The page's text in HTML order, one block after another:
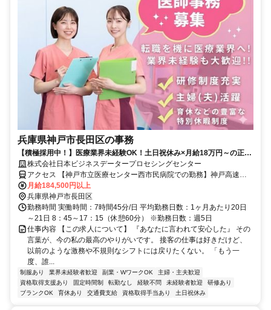
兵庫県神戸市長田区の事務
【積極採用中！】医療業界未経験OK！土日祝休み×月給18万円～の正社
員。女性100％×育休復職実績ありで安心。
株式会社日本ビジネスデータープロセシングセンター
アクセス 【神戸市立医療センター西市民病院での勤務】神戸高速鉄
道「高速長田駅」より徒歩約8分／JR「兵庫駅」、神戸高速鉄道「大
開駅」より徒歩約10分
月給184,500円以上
兵庫県神戸市長田区
勤務時間 実働時間：7時間45分/日 平均勤務日数：1ヶ月あたり20日
～21日 8：45～17：15（休憩60分） ※勤務日数：週5日
仕事内容 【この求人について】 『あなたに言われて安心した』 その
言葉が、今の私の最高のやりがいです。 接客の仕事は好きだけど、
以前のような激務や不規則なシフトには戻りたくない。 「もう一
度、誰...
制服あり 業界未経験者歓迎 副業・WワークOK
主婦・主夫歓迎
資格取得支援あり
固定時間制 転勤なし 経験不問 未経験者歓迎
研修あり
ブランクOK
育休あり 交通費支給 資格取得手当あり 土日祝休み